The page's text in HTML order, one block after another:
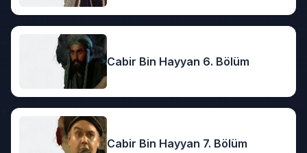
Cabir Bin Hayyan 6. Bölüm
Cabir Bin Hayyan 7. Bölüm